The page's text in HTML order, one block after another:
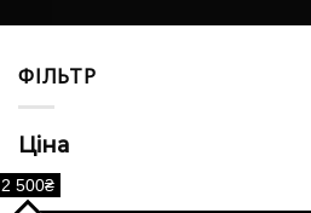
ФІЛЬТР
Ціна
2 500₴